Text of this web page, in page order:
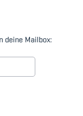
deine Mailbox: